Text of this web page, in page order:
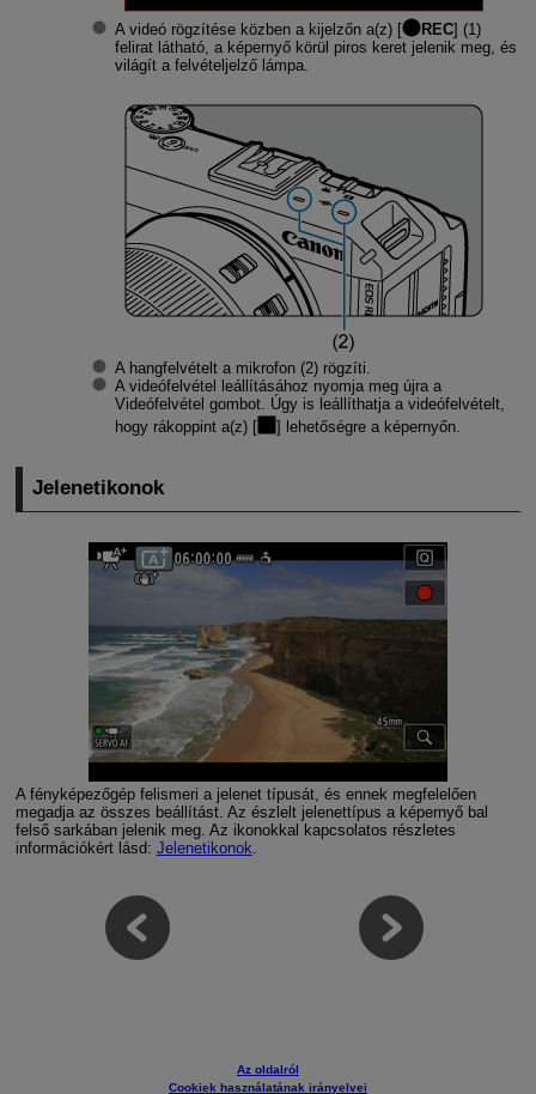
A videó rögzítése közben a kijelzőn a(z) [ REC] (1)
felirat látható, a képernyő körül piros keret jelenik meg, és
világít a felvételjelző lámpa.
A hangfelvételt a mikrofon (2) rögzíti.
A videófelvétel leállításához nyomja meg újra a
Videófelvétel gombot. Úgy is leállíthatja a videófelvételt,
hogy rákoppint a(z) [
] lehetőségre a képernyőn.
Jelenetikonok
A fényképezőgép felismeri a jelenet típusát, és ennek megfelelően
megadja az összes beállítást. Az észlelt jelenettípus a képernyő bal
felső sarkában jelenik meg. Az ikonokkal kapcsolatos részletes
információkért lásd: Jelenetikonok
Az oldalról
Cookiek használatának irányelvei